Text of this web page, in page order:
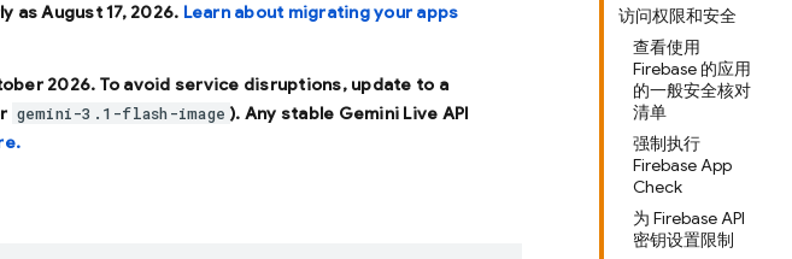
访问权限和安全
查看使用
Firebase 的应用
的一般安全核对
清单
强制执行
Firebase App
Check
为 Firebase API
密钥设置限制
asAugust 17, 2026. Learn about migrating your apps
2026. To avoid service disruptions, update to a
gemini-3.1-flash-image ). Any stable Gemini Live API